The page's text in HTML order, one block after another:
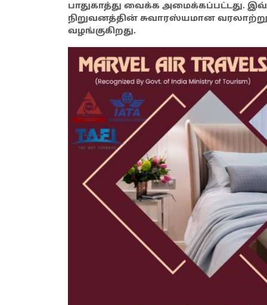
பாதுகாத்து வைக்க அமைக்கப்பட்டது.
நிறுவனத்தின் சுவாரஸ்யமான
வழங்குகிறது.